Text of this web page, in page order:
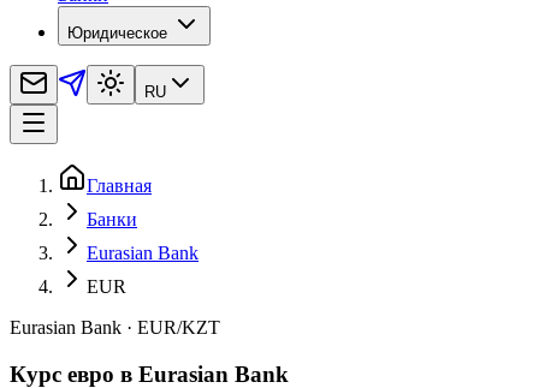
Юридическое
RU
Главная
Банки
Eurasian Bank
EUR
Eurasian Bank · EUR/KZT
Курс евро в Eurasian Bank